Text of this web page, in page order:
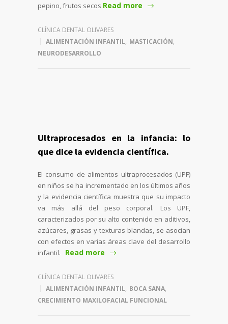
pepino, frutos secos Read more
CLÍNICA DENTAL OLIVARES
ALIMENTACIÓN INFANTIL, MASTICACIÓN,
NEURODESARROLLO
Ultraprocesados en la infancia: lo
que dice la evidencia científica.
El consumo de alimentos ultraprocesados (UPF)
en niños se ha incrementado en los últimos años
y la evidencia científica muestra que su impacto
va más allá del peso corporal. Los UPF,
caracterizados por su alto contenido en aditivos,
azúcares, grasas y texturas blandas, se asocian
con efectos en varias áreas clave del desarrollo
infantil.
Read more
CLÍNICA DENTAL OLIVARES
ALIMENTACIÓN INFANTIL, BOCA SANA,
CRECIMIENTO MAXILOFACIAL FUNCIONAL